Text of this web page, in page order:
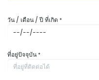
วัน / เดือน / ปี ที่เกิด *
ที่อยู่ปัจจุบัน *